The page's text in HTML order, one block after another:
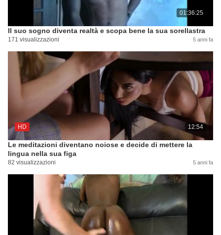
01:36:25
Il suo sogno diventa realtà e scopa bene la sua sorellastra
171 visualizzazioni 5 anni fa
HD 12:54
Le meditazioni diventano noiose e decide di mettere la
lingua nella sua figa
82 visualizzazioni 5 anni fa